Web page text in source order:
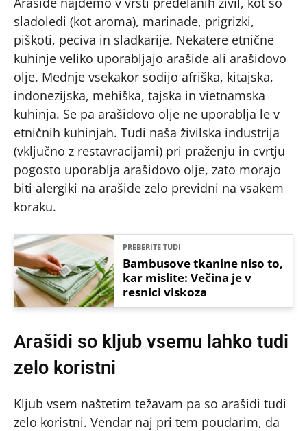
sladoledi (kot aroma), marinade, prigrizki,
piškoti, peciva in sladkarije. Nekatere etnične
kuhinje veliko uporabljajo arašide ali arašidovo
olje. Mednje vsekakor sodijo afriška, kitajska,
indonezijska, mehiška, tajska in vietnamska
kuhinja. Se pa arašidovo olje ne uporablja le v
etničnih kuhinjah. Tudi naša živilska industrija
(vključno z restavracijami) pri praženju in cvrtju
pogosto uporablja arašidovo olje, zato morajo
biti alergiki na arašide zelo previdni na vsakem
koraku.
PREBERITE TUDI
Bambusove tkanine niso to,
kar mislite: Večina je v
resnici viskoza
Arašidi so kljub vsemu lahko tudi
zelo koristni
Kljub vsem naštetim težavam pa so arašidi tudi
zelo koristni. Vendar naj pri tem poudarim, da